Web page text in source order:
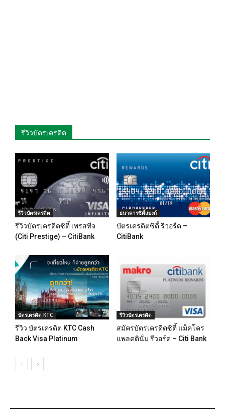
รีวิวบัตรเครดิต
รีวิวบัตรเครดิต
รีวิวบัตรเครดิตซิตี้ เพรสทีจ
(Citi Prestige) – CitiBank
ธนาคารซิตี้แบงก์
บัตรเครดิตซิตี้ รีวอร์ด –
CitiBank
บัตรเครดิต KTC
รีวิว บัตรเครดิต KTC Cash
Back Visa Platinum
รีวิวบัตรเครดิต
สมัครบัตรเครดิตซิตี้ แม็คโคร
แพลตตินั่ม รีวอร์ด – Citi Bank